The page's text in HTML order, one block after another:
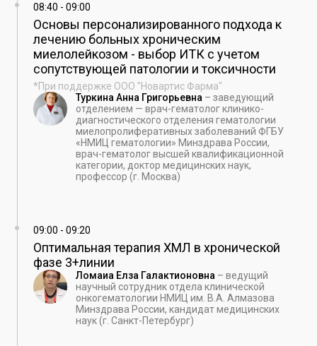
08:40 - 09:00
Основы персонализированного подхода к
лечению больных хроническим
миелолейкозом - выбор ИТК с учетом
сопутствующей патологии и токсичности
*При поддержке ООО "Новартис Фарма"
Туркина Анна Григорьевна – заведующий
отделением — врач-гематолог клинико-
диагностического отделения гематологии
миелопролиферативных заболеваний ФГБУ
«НМИЦ гематологии» Минздрава России,
врач-гематолог высшей квалификационной
категории, доктор медицинских наук,
профессор (г. Москва)
09:00 - 09:20
Оптимальная терапия ХМЛ в хронической
фазе 3+линии
Ломаиа Елза Галактионовна – ведущий
научный сотрудник отдела клинической
онкогематологии НМИЦ им. В.А. Алмазова
Минздрава России, кандидат медицинских
наук (г. Санкт-Петербург)